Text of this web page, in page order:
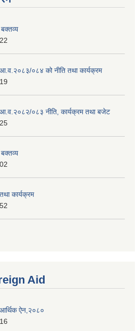
आ.व.२०८३/०८४ को नीति तथा कार्यक्रम
आ.व.२०८२/०८३ नीति, कार्यक्रम तथा बजेट
कार्यक्रम
Aid
आर्थिक ऐन,२०८०